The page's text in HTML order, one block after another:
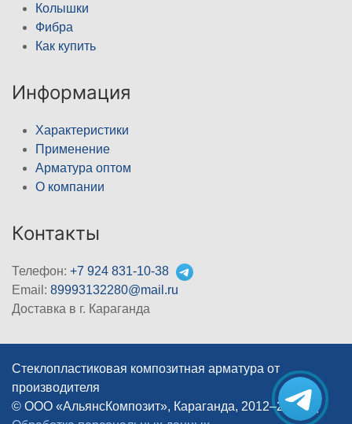
Колышки
Фибра
Как купить
Информация
Характеристики
Применение
Арматура оптом
О компании
Контакты
Телефон: +7 924 831-10-38
Email: 89993132280@mail.ru
Доставка в г. Караганда
Стеклопластиковая композитная арматура от
производителя
© ООО «АльянсКомпозит», Караганда, 2012–2026